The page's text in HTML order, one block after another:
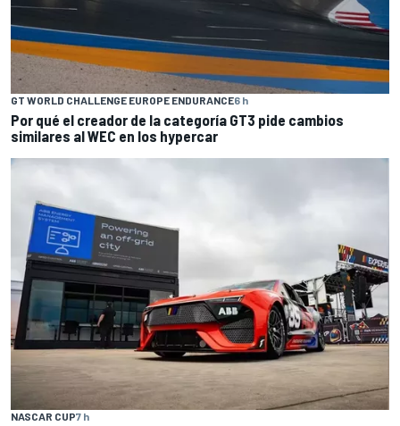
GT WORLD CHALLENGE EUROPE ENDURANCE6 h
Por qué el creador de la categoría GT3 pide cambios
similares al WEC en los hypercar
NASCAR CUP7 h